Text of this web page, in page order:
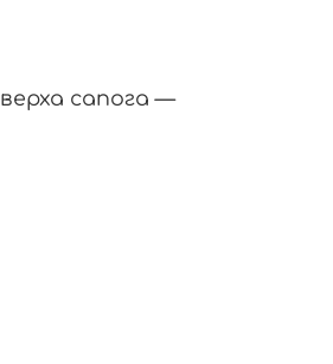
верха сапога —